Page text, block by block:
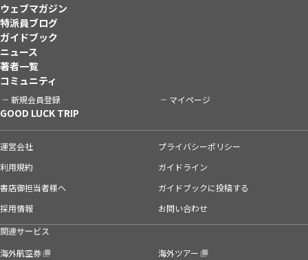
ウェブマガジン
特派員ブログ
ガイドブック
ニュース
著者一覧
コミュニティ
新規会員登録 マイページ
GOOD LUCK TRIP
運営会社
プライバシーポリシー
利用規約
ガイドライン
書店御担当者様へ
ガイドブックに投稿する
採用情報
お問い合わせ
関連サービス
海外航空券
海外ツアー